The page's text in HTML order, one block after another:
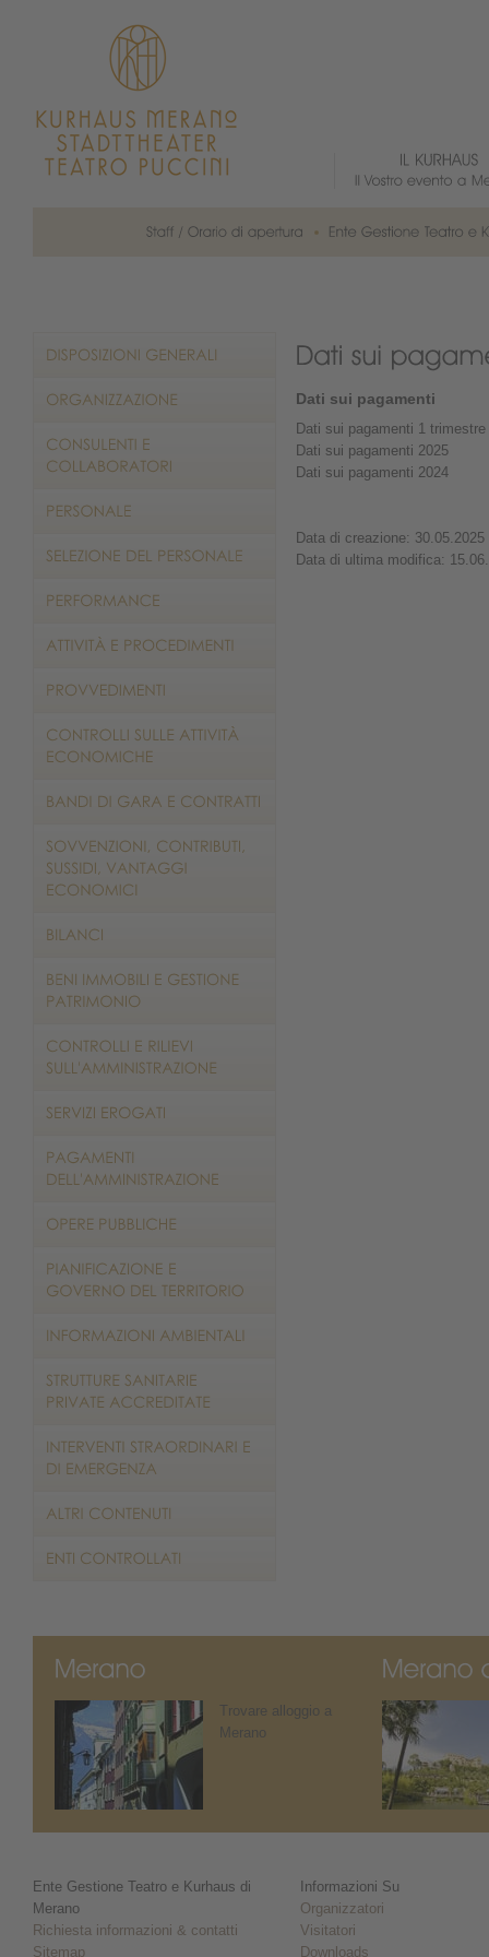
Dati sui pagamenti
Dati sui pagamenti 1 trimestre
Dati sui pagamenti 2025
Dati sui pagamenti 2024
Data di creazione: 30.05.2025
Data di ultima modifica:
Trovare alloggio a
Merano
Ente Gestione Teatro e Kurhaus di
Merano
Richiesta informazioni & contatti
Sitemap
Informazioni Su
Organizzatori
Visitatori
Downloads